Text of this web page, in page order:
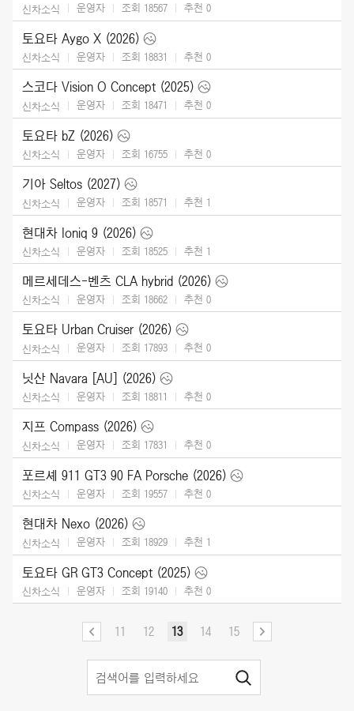
신차소식 운영자 조회 18567 추천 0
토요타 Aygo X (2026)
신차소식 운영자 조회 18831 추천 0
스코다 Vision O Concept (2025)
신차소식 운영자 조회 18471 추천 0
토요타 bZ (2026)
신차소식 운영자 조회 16755 추천 0
기아 Seltos (2027)
신차소식 운영자 조회 18571 추천 1
현대차 Ioniq 9 (2026)
신차소식 운영자 조회 18525 추천 1
메르세데스-벤츠 CLA hybrid (2026)
신차소식 운영자 조회 18662 추천 0
토요타 Urban Cruiser (2026)
신차소식 운영자 조회 17893 추천 0
닛산 Navara [AU] (2026)
신차소식 운영자 조회 18811 추천 0
지프 Compass (2026)
신차소식 운영자 조회 17831 추천 0
포르셰 911 GT3 90 FA Porsche (2026)
신차소식 운영자 조회 19557 추천 0
현대차 Nexo (2026)
신차소식 운영자 조회 18929 추천 1
토요타 GR GT3 Concept (2025)
신차소식 운영자 조회 19140 추천 0
11 12 13 14 15